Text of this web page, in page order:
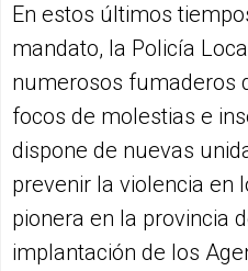
En estos últimos
mandato, la Policía
numerosos fumaderos
focos de molestias e
dispone de nuevas
prevenir la violencia en
pionera en la provincia
implantación de los